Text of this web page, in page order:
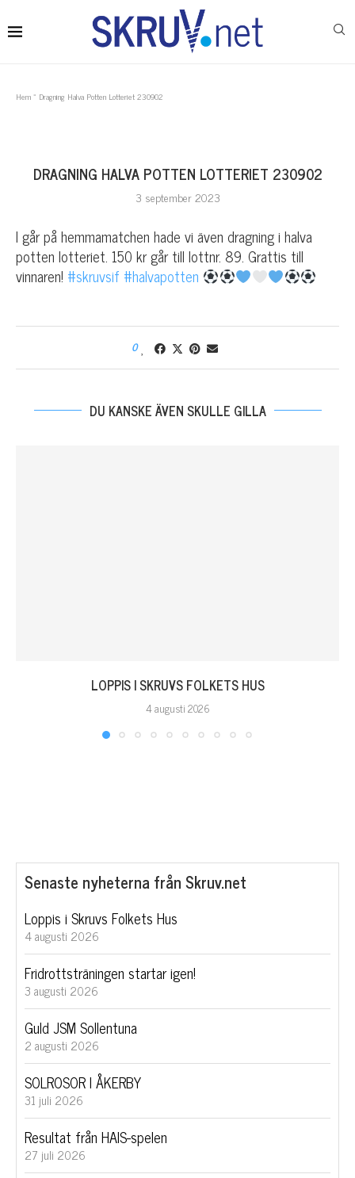
Hem» Dragning Halva Potten Lotteriet 230902
DRAGNING HALVA POTTEN LOTTERIET 230902
3 september 2023
I går på hemmamatchen hade vi även dragning i halva
potten lotteriet. 150 kr går till lottnr. 89. Grattis till
vinnaren! #skruvsif #halvapotten
0
DU KANSKE ÄVEN SKULLE GILLA
LOPPIS I SKRUVS FOLKETS HUS
4 augusti 2026
Senaste nyheterna från Skruv.net
Loppis i Skruvs Folkets Hus
4 augusti 2026
Fridrottsträningen startar igen!
3 augusti 2026
Guld JSM Sollentuna
2 augusti 2026
SOLROSOR I ÅKERBY
31 juli 2026
Resultat från HAIS-spelen
27 juli 2026